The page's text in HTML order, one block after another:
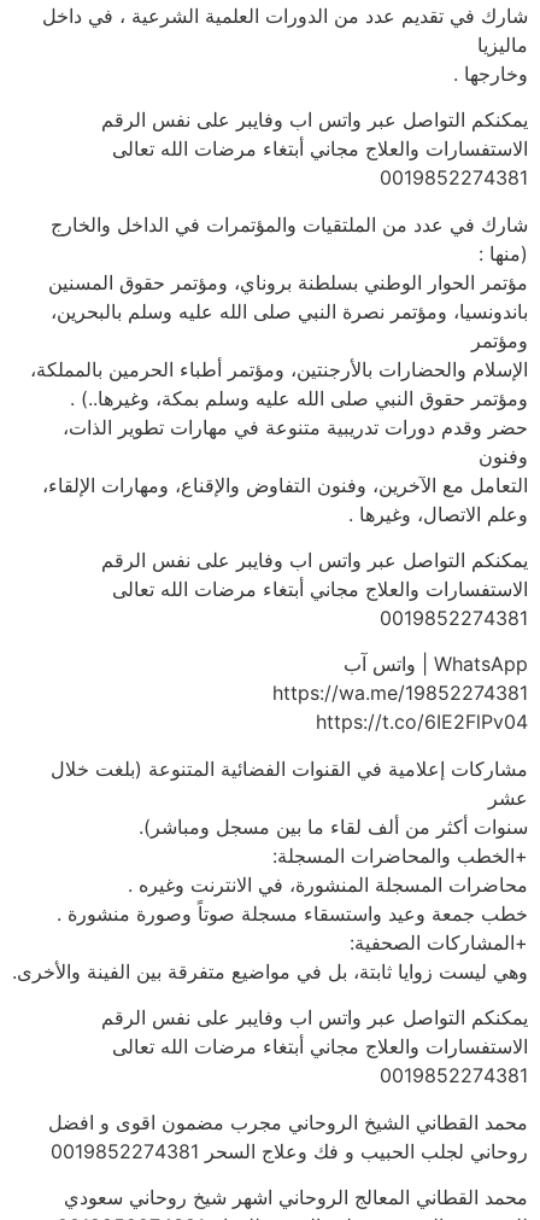
شارك في تقديم عدد من الدورات العلمية الشرعية ، في داخل
ماليزيا
وخارجها .
يمكنكم التواصل عبر واتس اب وفايبر على نفس الرقم
الاستفسارات والعلاج مجاني أبتغاء مرضات الله تعالى
0019852274381
شارك في عدد من الملتقيات والمؤتمرات في الداخل والخارج
(منها :
مؤتمر الحوار الوطني بسلطنة بروناي، ومؤتمر حقوق المسنين
باندونسيا، ومؤتمر نصرة النبي صلى الله عليه وسلم بالبحرين،
ومؤتمر
الإسلام والحضارات بالأرجنتين، ومؤتمر أطباء الحرمين بالمملكة،
ومؤتمر حقوق النبي صلى الله عليه وسلم بمكة، وغيرها..) .
حضر وقدم دورات تدريبية متنوعة في مهارات تطوير الذات،
وفنون
التعامل مع الآخرين، وفنون التفاوض والإقناع، ومهارات الإلقاء،
وعلم الاتصال، وغيرها .
يمكنكم التواصل عبر واتس اب وفايبر على نفس الرقم
الاستفسارات والعلاج مجاني أبتغاء مرضات الله تعالى
0019852274381
WhatsApp | واتس آب
https://wa.me/19852274381
https://t.co/6IE2FlPv04
مشاركات إعلامية في القنوات الفضائية المتنوعة (بلغت خلال
عشر
سنوات أكثر من ألف لقاء ما بين مسجل ومباشر).
+الخطب والمحاضرات المسجلة:
محاضرات المسجلة المنشورة، في الانترنت وغيره .
خطب جمعة وعيد واستسقاء مسجلة صوتاً وصورة منشورة .
+المشاركات الصحفية:
وهي ليست زوايا ثابتة، بل في مواضيع متفرقة بين الفينة والأخرى.
يمكنكم التواصل عبر واتس اب وفايبر على نفس الرقم
الاستفسارات والعلاج مجاني أبتغاء مرضات الله تعالى
0019852274381
محمد القطاني الشيخ الروحاني مجرب مضمون اقوى و افضل
روحاني لجلب الحبيب و فك وعلاج السحر 0019852274381
محمد القطاني المعالج الروحاني اشهر شيخ روحاني سعودي